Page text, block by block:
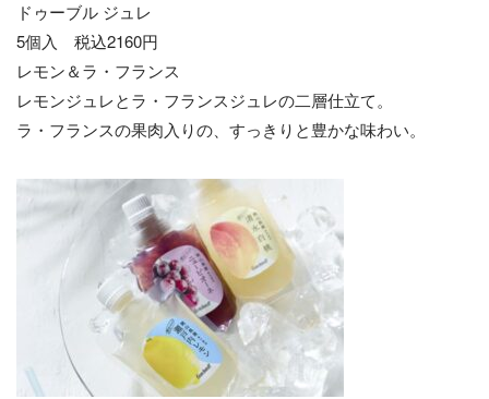
ドゥーブル ジュレ
5個入 税込2160円
レモン＆ラ・フランス
レモンジュレとラ・フランスジュレの二層仕立て。
ラ・フランスの果肉入りの、すっきりと豊かな味わい。